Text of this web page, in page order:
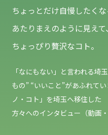
ちょっとだけ自慢したくな
あたりまえのように見えて、
ちょっぴり贅沢なコト。
「なにもない」と言われる埼
もの” “いいこと”があふれて
ノ・コト」を埼玉へ移住した
方々へのインタビュー（動画